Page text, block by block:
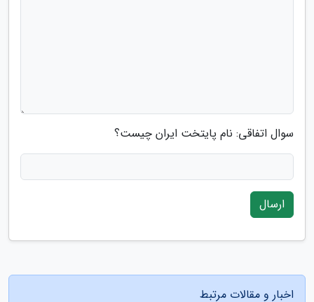
سوال اتفاقی: نام پایتخت ایران چیست؟
ارسال
اخبار و مقالات مرتبط